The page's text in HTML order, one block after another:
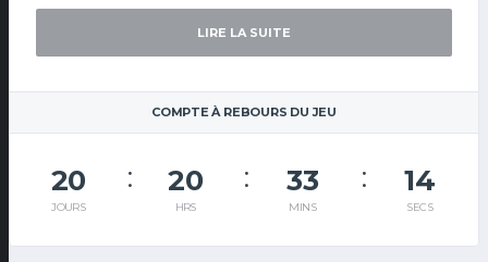
LIRE LA SUITE
COMPTE À REBOURS DU JEU
20
JOURS
20
HRS
33
MINS
14
SECS